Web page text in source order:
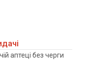
аптеці без черги